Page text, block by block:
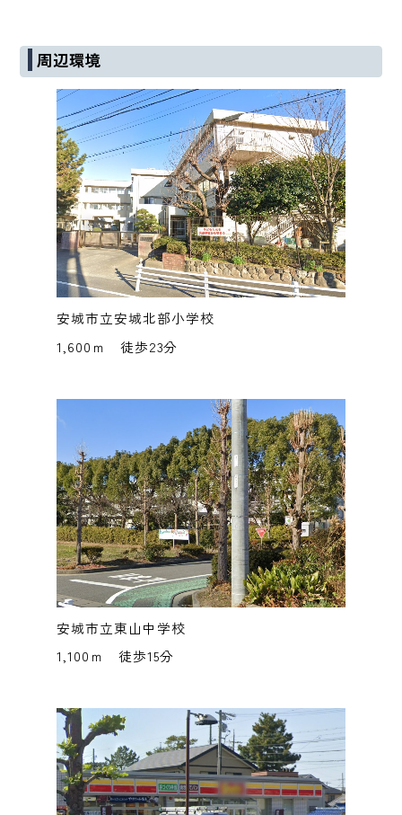
周辺環境
安城市立安城北部小学校
1,600ｍ 徒歩23分
安城市立東山中学校
1,100ｍ 徒歩15分